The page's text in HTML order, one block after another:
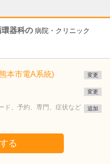
器科の 病院・クリニック
本市電A系統) 変更
変更
ド、予約、専門、症状など
追加
る